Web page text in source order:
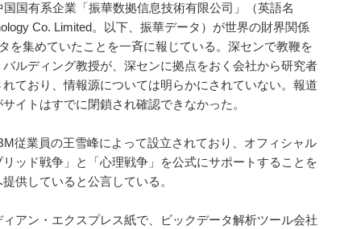
国有系企業「振華数拠信息技術有限公司」（英語名
Co. Limited。以下、振華データ）が世界の財界関係
を集めていたことを一斉に報じている。深センで教鞭を
ルディング教授が、深センに拠点をおく会社から研究者
ており、情報源については明らかにされていない。報道
イトはすでに閉鎖され確認できなかった。
従業員の王雪峰によって設立されており、オフィシャル
ッド戦争」と「心理戦争」を公式にサポートすることを
供していると公言している。
アン・エクスプレス紙で、ビックデータ解析ツール会社